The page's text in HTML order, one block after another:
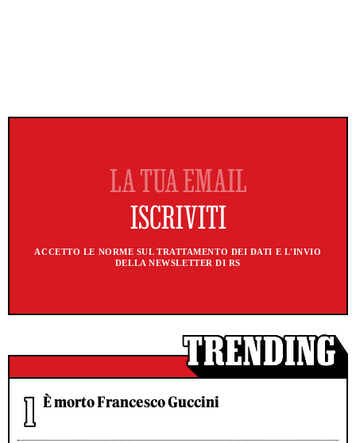
ACCETTO LE NORME SUL TRATTAMENTO DEI DATI E L'INVIO
DELLA NEWSLETTER DI RS
È morto Francesco Guccini